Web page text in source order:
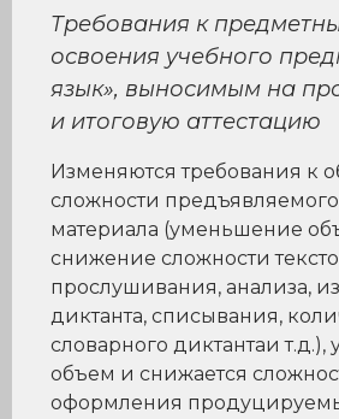
Требования к
освоения учебного
язык», выносимым на
и итоговую аттестацию
Изменяются требования к
сложности
материала (уменьшение
снижение сложности
прослушивания, анализа,
диктанта, списывания,
словарного диктантаи т.д.),
объем и снижается
оформления